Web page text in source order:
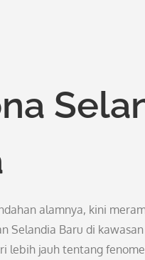
alamnya, kini
Selandia Baru di
jauh tentang